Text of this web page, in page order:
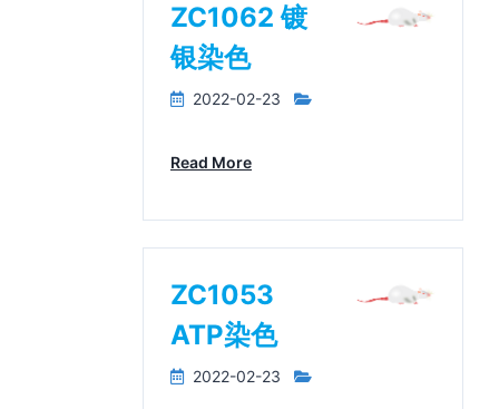
ZC1062 镀
银染色
2022-02-23
Read More
ZC1053
ATP染色
2022-02-23